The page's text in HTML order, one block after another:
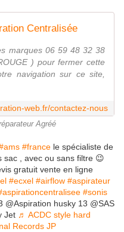
Centralisée
marques 06 59 48 32 38
) pour fermer cette
navigation sur ce site,
web.fr/contactez-nous
Agréé
#france le spécialiste de
, avec ou sans filtre 😉
gratuit vente en ligne
#ecxel #airflow #aspirateur
#sonis
@Aspiration husky 13 @SAS
Jet ♬ ACDC style hard
Records JP